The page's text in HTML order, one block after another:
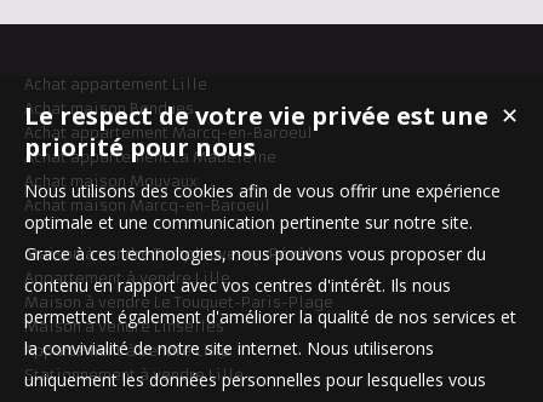
Achat appartement Lille
Achat maison Bondues
Achat appartement Marcq-en-Baroeul
Achat appartement La Madeleine
Achat maison Mouvaux
Achat maison Marcq-en-Baroeul
Maison à vendre Templeuve-en-Pévèle
Appartement à vendre Lille
Maison à vendre Le Touquet-Paris-Plage
Maison à vendre Linselles
Appartement à vendre Lille
Stationnement à vendre Lille
✕
Le respect de votre vie privée est une
priorité pour nous
Nous utilisons des cookies afin de vous offrir une expérience
optimale et une communication pertinente sur notre site.
Grace à ces technologies, nous pouvons vous proposer du
contenu en rapport avec vos centres d'intérêt. Ils nous
permettent également d'améliorer la qualité de nos services et
la convivialité de notre site internet. Nous utiliserons
uniquement les données personnelles pour lesquelles vous